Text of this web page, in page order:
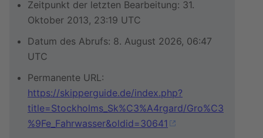
Zeitpunkt der letzten Bearbeitung: 31.
Oktober 2013, 23:19 UTC
Datum des Abrufs: 8. August 2026, 06:47
UTC
Permanente URL:
https://skipperguide.de/index.php?
title=Stockholms_Sk%C3%A4rgard/Gro%C3
%9Fe_Fahrwasser&oldid=30641